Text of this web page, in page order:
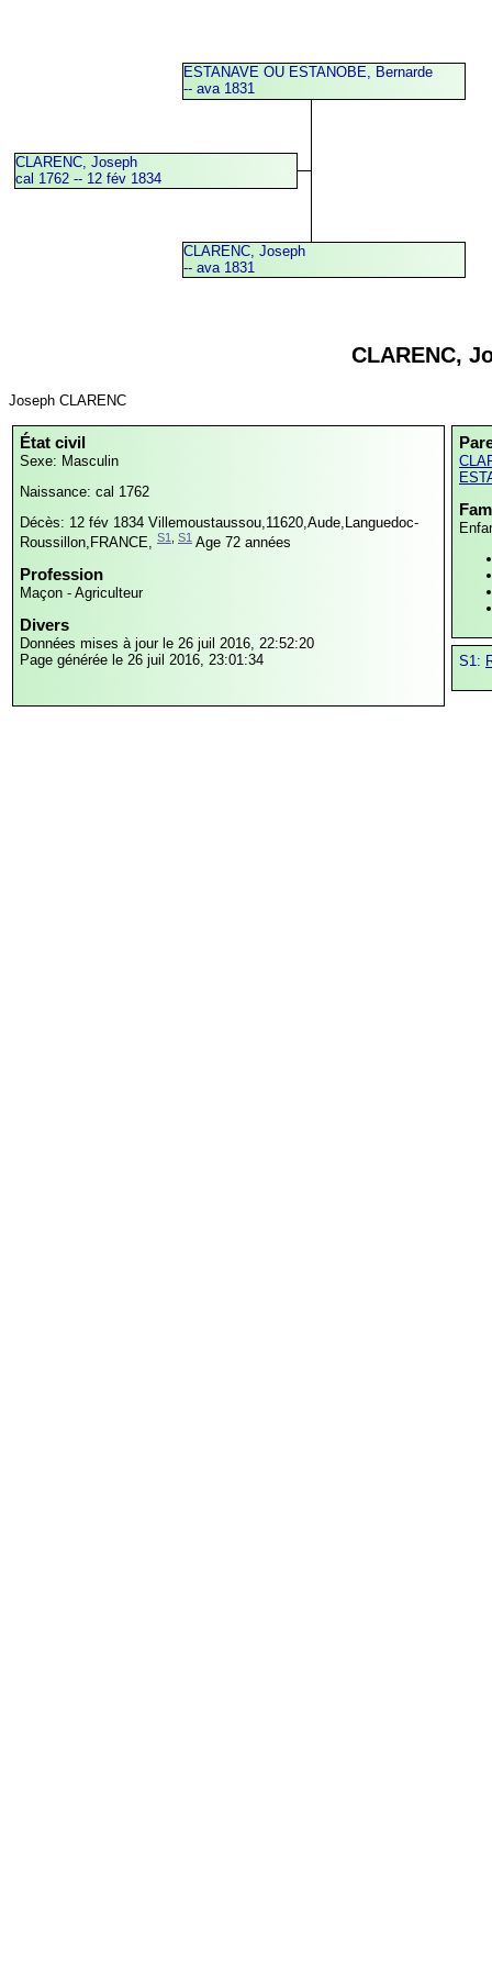
CLARENC, Joseph
cal 1762 -- 12 fév 1834
ESTANAVE OU ESTANOBE, Bernarde
-- ava 1831
CLARENC, Joseph
-- ava 1831
CLARENC,
Joseph CLARENC
État civil
Sexe: Masculin
Naissance: cal 1762
Décès: 12 fév 1834 Villemoustaussou,11620,Aude,Languedoc-
Roussillon,FRANCE, S1 S1 Age 72 années
Profession
Maçon - Agriculteur
Divers
Données mises à jour le 26 juil 2016, 22:52:20
Page générée le 26 juil 2016, 23:01:34
S1: